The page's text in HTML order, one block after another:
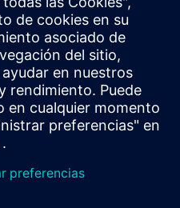
Digital Twin of the
Machine Tools